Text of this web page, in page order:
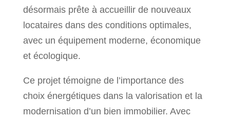
désormais prête à accueillir de nouveaux
locataires dans des conditions optimales,
avec un équipement moderne, économique
et écologique.
Ce projet témoigne de l’importance des
choix énergétiques dans la valorisation et la
modernisation d’un bien immobilier. Avec